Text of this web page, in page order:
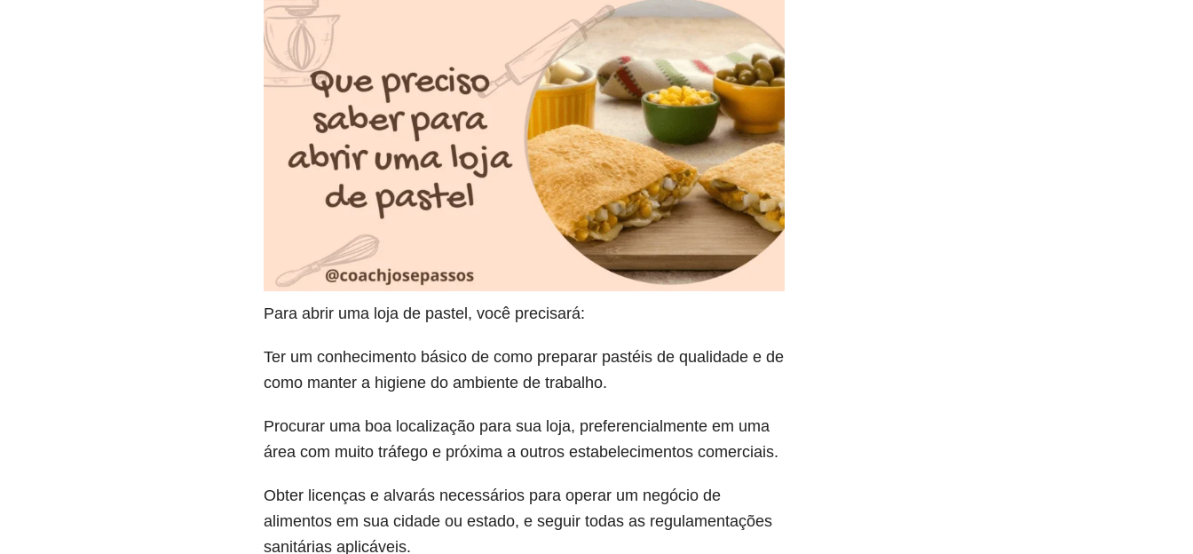
Para abrir uma loja de pastel, você precisará:
Ter um conhecimento básico de como preparar pastéis de qualidade e de
como manter a higiene do ambiente de trabalho.
Procurar uma boa localização para sua loja, preferencialmente em uma
área com muito tráfego e próxima a outros estabelecimentos comerciais.
Obter licenças e alvarás necessários para operar um negócio de
alimentos em sua cidade ou estado, e seguir todas as regulamentações
sanitárias aplicáveis.